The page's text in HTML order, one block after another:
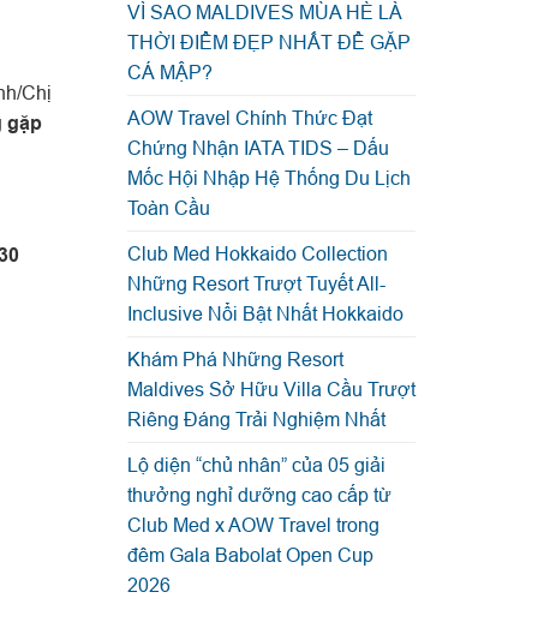
Chị
gặp
VÌ SAO MALDIVES MÙA HÈ LÀ
THỜI ĐIỂM ĐẸP NHẤT ĐỂ GẶP
CÁ MẬP?
AOW Travel Chính Thức Đạt
Chứng Nhận IATA TIDS – Dấu
Mốc Hội Nhập Hệ Thống Du Lịch
Toàn Cầu
Club Med Hokkaido Collection
Những Resort Trượt Tuyết All-
Inclusive Nổi Bật Nhất Hokkaido
Khám Phá Những Resort
Maldives Sở Hữu Villa Cầu Trượt
Riêng Đáng Trải Nghiệm Nhất
Lộ diện “chủ nhân” của 05 giải
thưởng nghỉ dưỡng cao cấp từ
Club Med x AOW Travel trong
đêm Gala Babolat Open Cup
2026